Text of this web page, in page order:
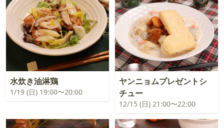
水炊き油淋鶏
1/19 (日) 19:00〜20:00
ヤンニョムプレゼントシ
チュー
12/15 (日) 21:00〜22:00